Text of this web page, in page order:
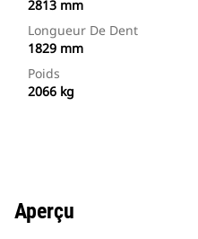
2813 mm
Longueur De Dent
1829 mm
Poids
2066 kg
Aperçu